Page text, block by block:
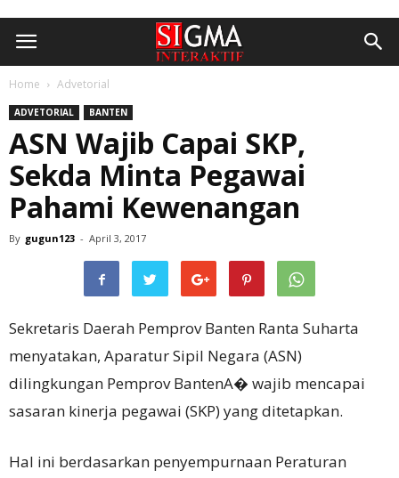
Home Advetorial
ADVETORIAL BANTEN
ASN Wajib Capai SKP,
Sekda Minta Pegawai
Pahami Kewenangan
By gugun123 - April 3, 2017
Sekretaris Daerah Pemprov Banten Ranta Suharta
menyatakan, Aparatur Sipil Negara (ASN)
dilingkungan Pemprov BantenA� wajib mencapai
sasaran kinerja pegawai (SKP) yang ditetapkan.
Hal ini berdasarkan penyempurnaan Peraturan